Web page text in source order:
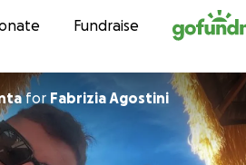
to contentFundraise
for Fabrizia Agostini